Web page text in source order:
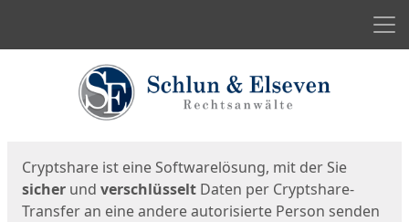
Cryptshare ist eine Softwarelösung, mit der Sie
sicher und verschlüsselt Daten per Cryptshare-
Transfer an eine andere autorisierte Person senden